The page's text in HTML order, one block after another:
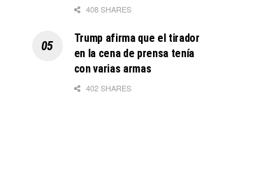
408 SHARES
Trump afirma que el tirador
en la cena de prensa tenía
con varias armas
402 SHARES